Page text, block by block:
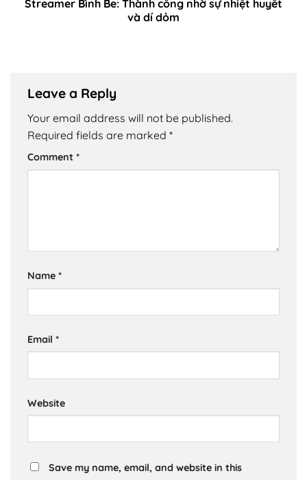
Streamer Bình Be: Thành công nhờ sự nhiệt huyết
và dí dỏm
Leave a Reply
Your email address will not be published.
Required fields are marked *
Comment *
Name *
Email *
Website
Save my name, email, and website in this